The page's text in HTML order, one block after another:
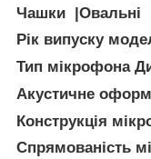
Чашки |Овальні
Рік випуску
Тип мікрофона
Акустичне
Конструкція
Спрямованість